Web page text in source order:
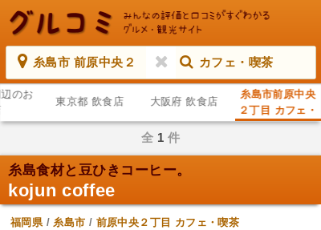
糸島市 前原中央２ カフェ・喫茶
のお
東京都 飲食店 大阪府 飲食店
糸島市前原中央
２丁目 カフェ・
喫茶
全 1 件
糸島食材と豆ひきコーヒー。
kojun coffee
福岡県/糸島市 / 前原中央２丁目 カフェ・喫茶